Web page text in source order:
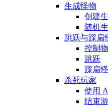
生成怪物
创建
随机
跳跃与踩扁
控制
跳跃
踩扁
杀死玩家
使用
结束